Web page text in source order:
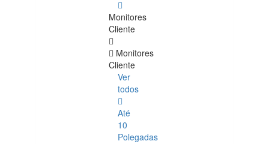
Monitores
Cliente
Monitores
Cliente
Ver
todos
Até
10
Polegadas